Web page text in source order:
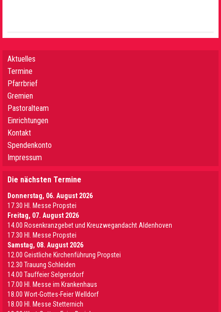
Aktuelles
Termine
Pfarrbrief
Gremien
Pastoralteam
Einrichtungen
Kontakt
Spendenkonto
Impressum
Die nächsten Termine
Donnerstag, 06. August 2026
17.30 Hl. Messe Propstei
Freitag, 07. August 2026
14.00 Rosenkranzgebet und Kreuzwegandacht Aldenhoven
17.30 Hl. Messe Propstei
Samstag, 08. August 2026
12.00 Geistliche Kirchenführung Propstei
12.30 Trauung Schleiden
14.00 Tauffeier Selgersdorf
17.00 Hl. Messe im Krankenhaus
18.00 Wort-Gottes-Feier Welldorf
18.00 Hl. Messe Stetternich